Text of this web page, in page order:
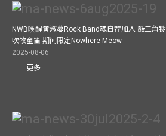
NWB唤醒黄淑蔓Rock Band魂自荐加入 敲三角铃
吹牧童笛 期间限定Nowhere Meow
2025-08-06
更多